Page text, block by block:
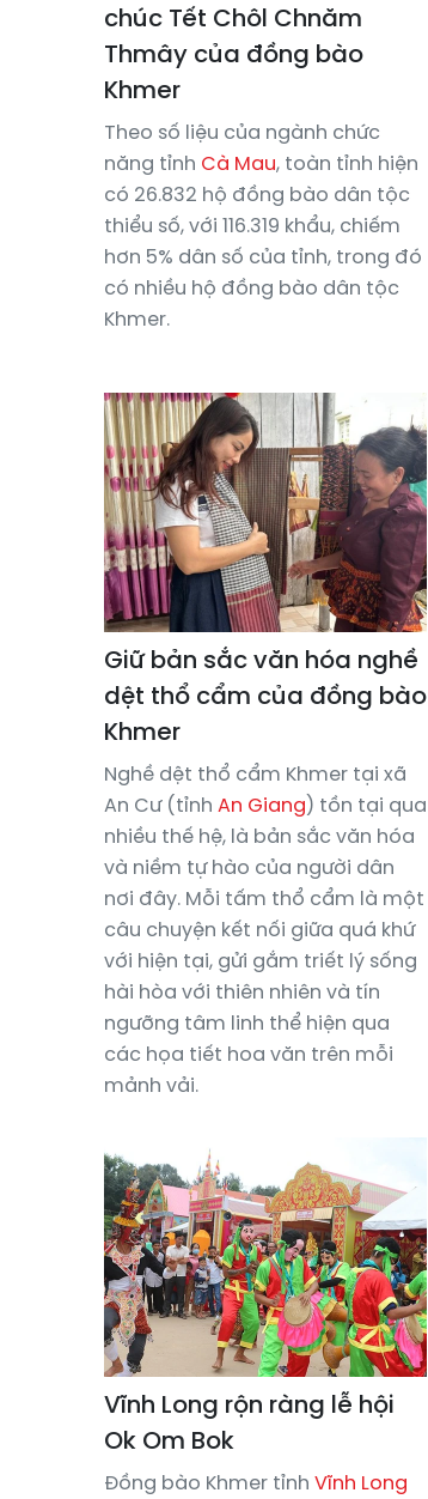
chúc Tết Chôl Chnăm
Thmây của đồng bào
Khmer
Theo số liệu của ngành chức
năng tỉnh Cà Mau, toàn tỉnh hiện
có 26.832 hộ đồng bào dân tộc
thiểu số, với 116.319 khẩu, chiếm
hơn 5% dân số của tỉnh, trong đó
có nhiều hộ đồng bào dân tộc
Khmer.
Giữ bản sắc văn hóa nghề
dệt thổ cẩm của đồng bào
Khmer
Nghề dệt thổ cẩm Khmer tại xã
An Cư (tỉnh An Giang) tồn tại qua
nhiều thế hệ, là bản sắc văn hóa
và niềm tự hào của người dân
nơi đây. Mỗi tấm thổ cẩm là một
câu chuyện kết nối giữa quá khứ
với hiện tại, gửi gắm triết lý sống
hài hòa với thiên nhiên và tín
ngưỡng tâm linh thể hiện qua
các họa tiết hoa văn trên mỗi
mảnh vải.
Vĩnh Long rộn ràng lễ hội
Ok Om Bok
Đồng bào Khmer tỉnh Vĩnh Long